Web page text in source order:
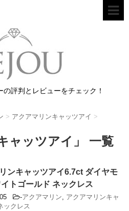
評判とレビューをチェック！
> アクアマリンキャッツアイ >
ャッツアイ」 一覧
ンキャッツアイ6.7ct ダイヤモ
トゴールド ネックレス
-アクアマリン, アクアマリンキャ
ックレス